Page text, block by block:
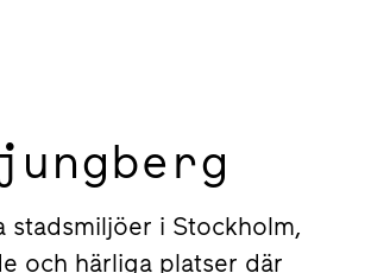
stadsmiljöer i Stockholm,
och härliga platser där